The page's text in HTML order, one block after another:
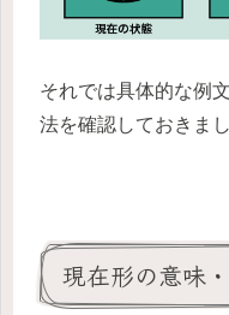
それでは具体的な例
法を確認しておきまし
現在形の意味